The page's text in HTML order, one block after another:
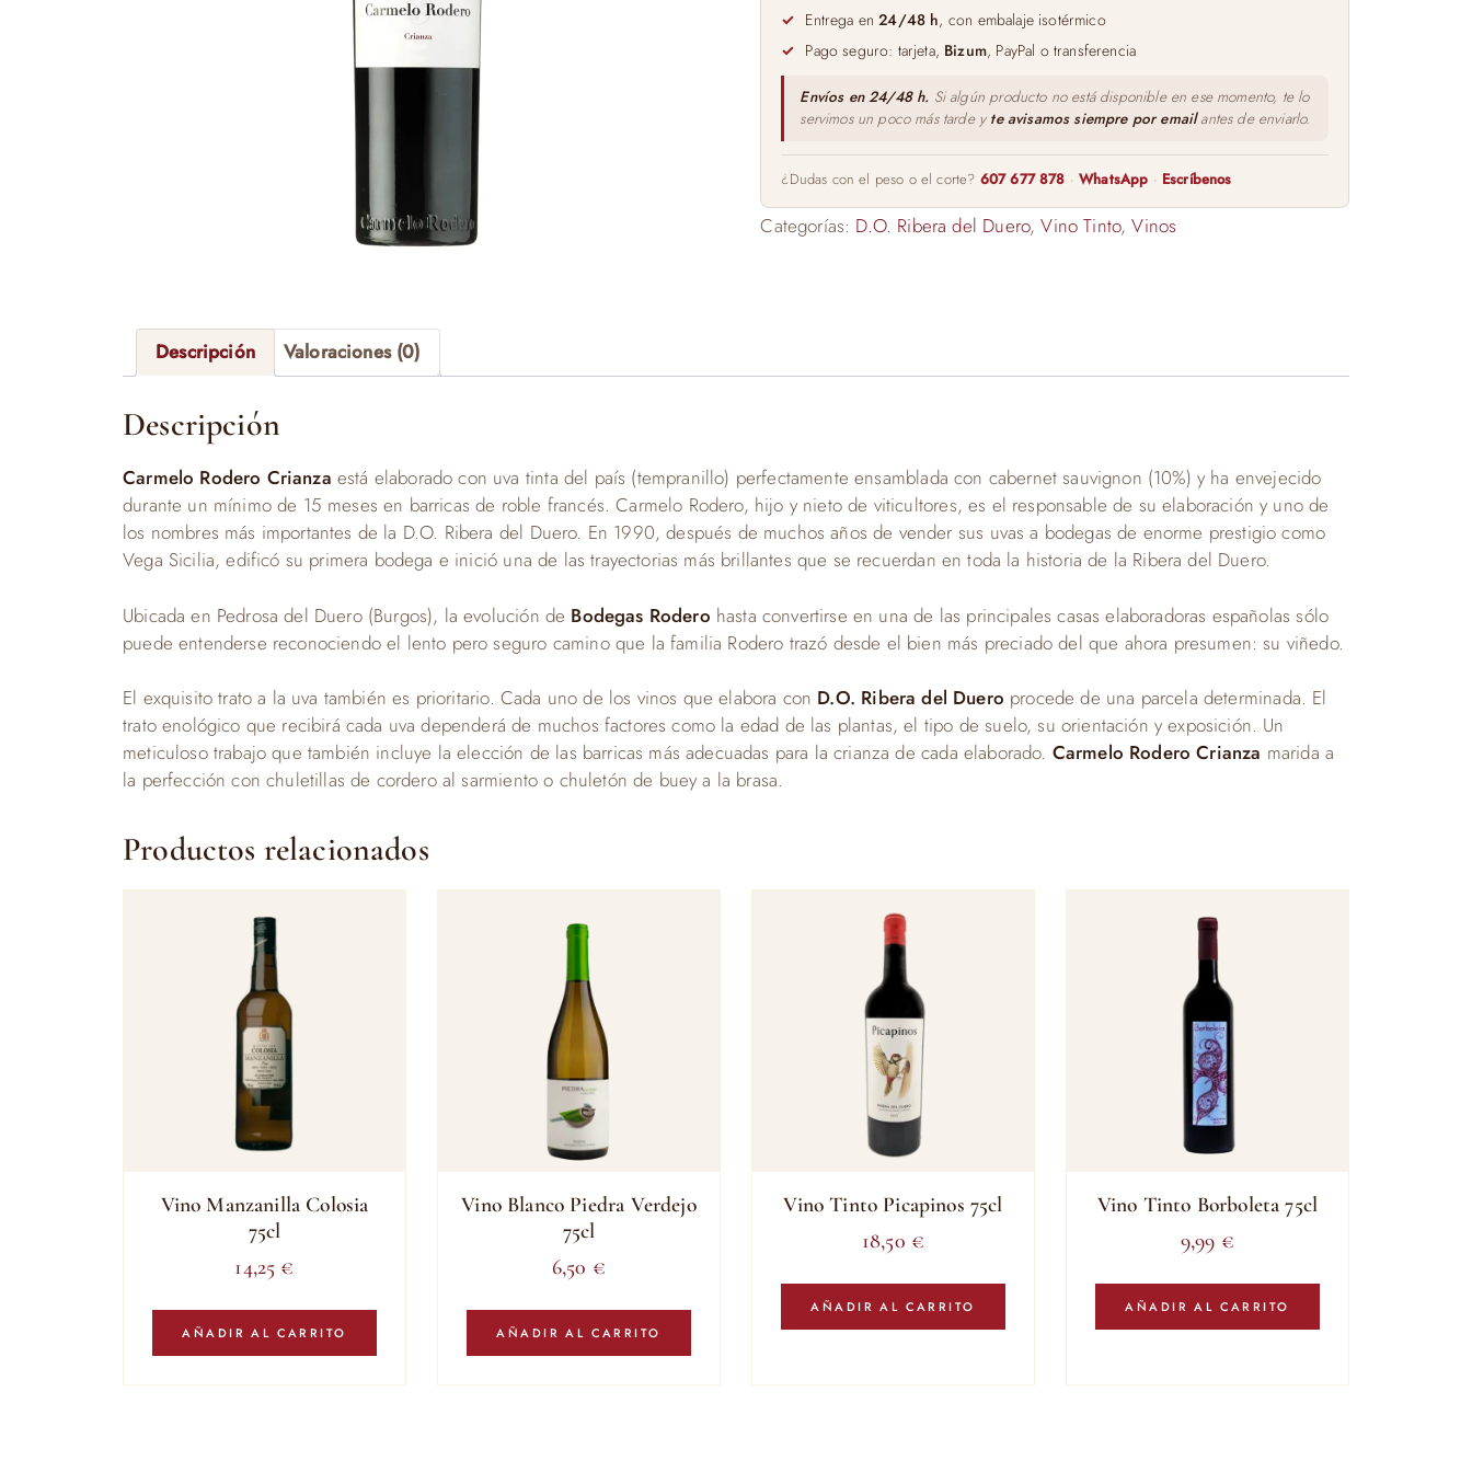
75cl
cantidad
Entrega en24/48 h, con embalaje isotérmico
Pago seguro: tarjeta, Bizum, PayPal o transferencia
Envíos en 24/48 h. Si algún producto no está disponible en ese momento, te lo
servimos un poco más tarde y te avisamos siempre por emailantes de enviarlo.
¿Dudas con el peso o el corte? 607 677 878 ·WhatsApp · Escríbenos
Categorías: D.O. Ribera del Duero,Vino Tinto,Vinos
Descripción Valoraciones (0)
Descripción
Carmelo Rodero Crianza está elaborado con uva tinta del país (tempranillo) perfectamente ensamblada con cabernet sauvignon (10%) y ha envejecido
durante un mínimo de 15 meses en barricas de roble francés. Carmelo Rodero, hijo y nieto de viticultores, es el responsable de su elaboración y uno de
los nombres más importantes de la D.O. Ribera del Duero. En 1990, después de muchos años de vender sus uvas a bodegas de enorme prestigio como
Vega Sicilia, edificó su primera bodega e inició una de las trayectorias más brillantes que se recuerdan en toda la historia de la Ribera del Duero.
Ubicada en Pedrosa del Duero (Burgos), la evolución de Bodegas Rodero hasta convertirse en una de las principales casas elaboradoras españolas sólo
puede entenderse reconociendo el lento pero seguro camino que la familia Rodero trazó desde el bien más preciado del que ahora presumen: su viñedo.
El exquisito trato a la uva también es prioritario. Cada uno de los vinos que elabora con D.O. Ribera del Duero procede de una parcela determinada. El
trato enológico que recibirá cada uva dependerá de muchos factores como la edad de las plantas, el tipo de suelo, su orientación y exposición. Un
meticuloso trabajo que también incluye la elección de las barricas más adecuadas para la crianza de cada elaborado. Carmelo Rodero Crianza marida a
la perfección con chuletillas de cordero al sarmiento o chuletón de buey a la brasa.
Productos relacionados
Vino Manzanilla Colosia
75cl
14,25 €
AÑADIR AL CARRITO
Vino Blanco Piedra Verdejo
75cl
6,50 €
AÑADIR AL CARRITO
Vino Tinto Picapinos 75cl
18,50 €
AÑADIR AL CARRITO
Vino Tinto Borboleta 75cl
9,99 €
AÑADIR AL CARRITO